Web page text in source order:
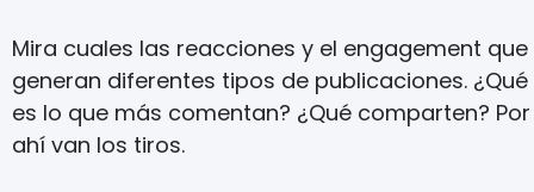
Mira cuales las reacciones y el engagement que
generan diferentes tipos de publicaciones. ¿Qué
es lo que más comentan? ¿Qué comparten? Por
ahí van los tiros.